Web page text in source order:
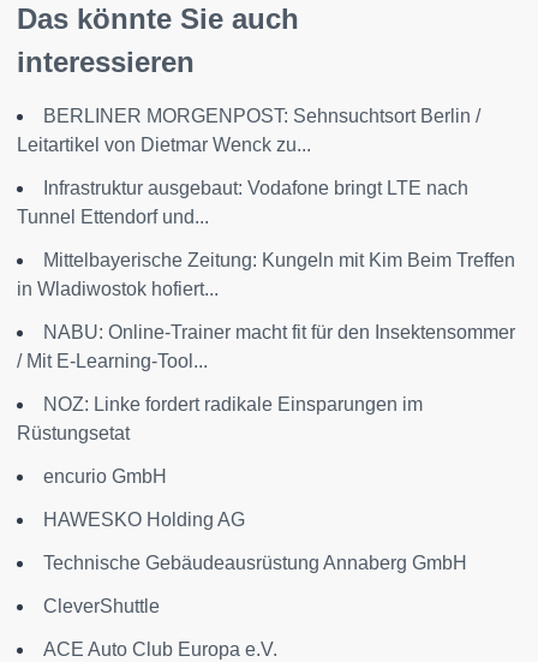
Das könnte Sie auch
interessieren
BERLINER MORGENPOST: Sehnsuchtsort Berlin /
Leitartikel von Dietmar Wenck zu...
Infrastruktur ausgebaut: Vodafone bringt LTE nach
Tunnel Ettendorf und...
Mittelbayerische Zeitung: Kungeln mit Kim Beim Treffen
in Wladiwostok hofiert...
NABU: Online-Trainer macht fit für den Insektensommer
/ Mit E-Learning-Tool...
NOZ: Linke fordert radikale Einsparungen im
Rüstungsetat
encurio GmbH
HAWESKO Holding AG
Technische Gebäudeausrüstung Annaberg GmbH
CleverShuttle
ACE Auto Club Europa e.V.